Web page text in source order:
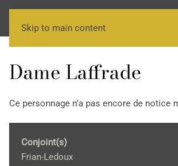
Skip to main content
Dame Laffrade
Ce personnage n’a pas encore de notice
Conjoint(s)
Frian-Ledoux